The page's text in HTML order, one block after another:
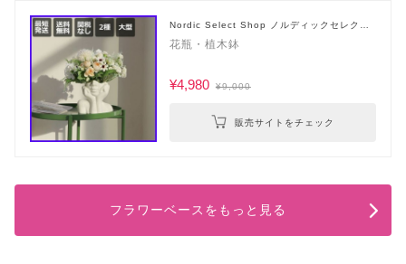
Nordic Select Shop ノルディックセレクト
ショップ
花瓶・植木鉢
¥4,980 ¥9,000
販売サイトをチェック
フラワーベースをもっと見る